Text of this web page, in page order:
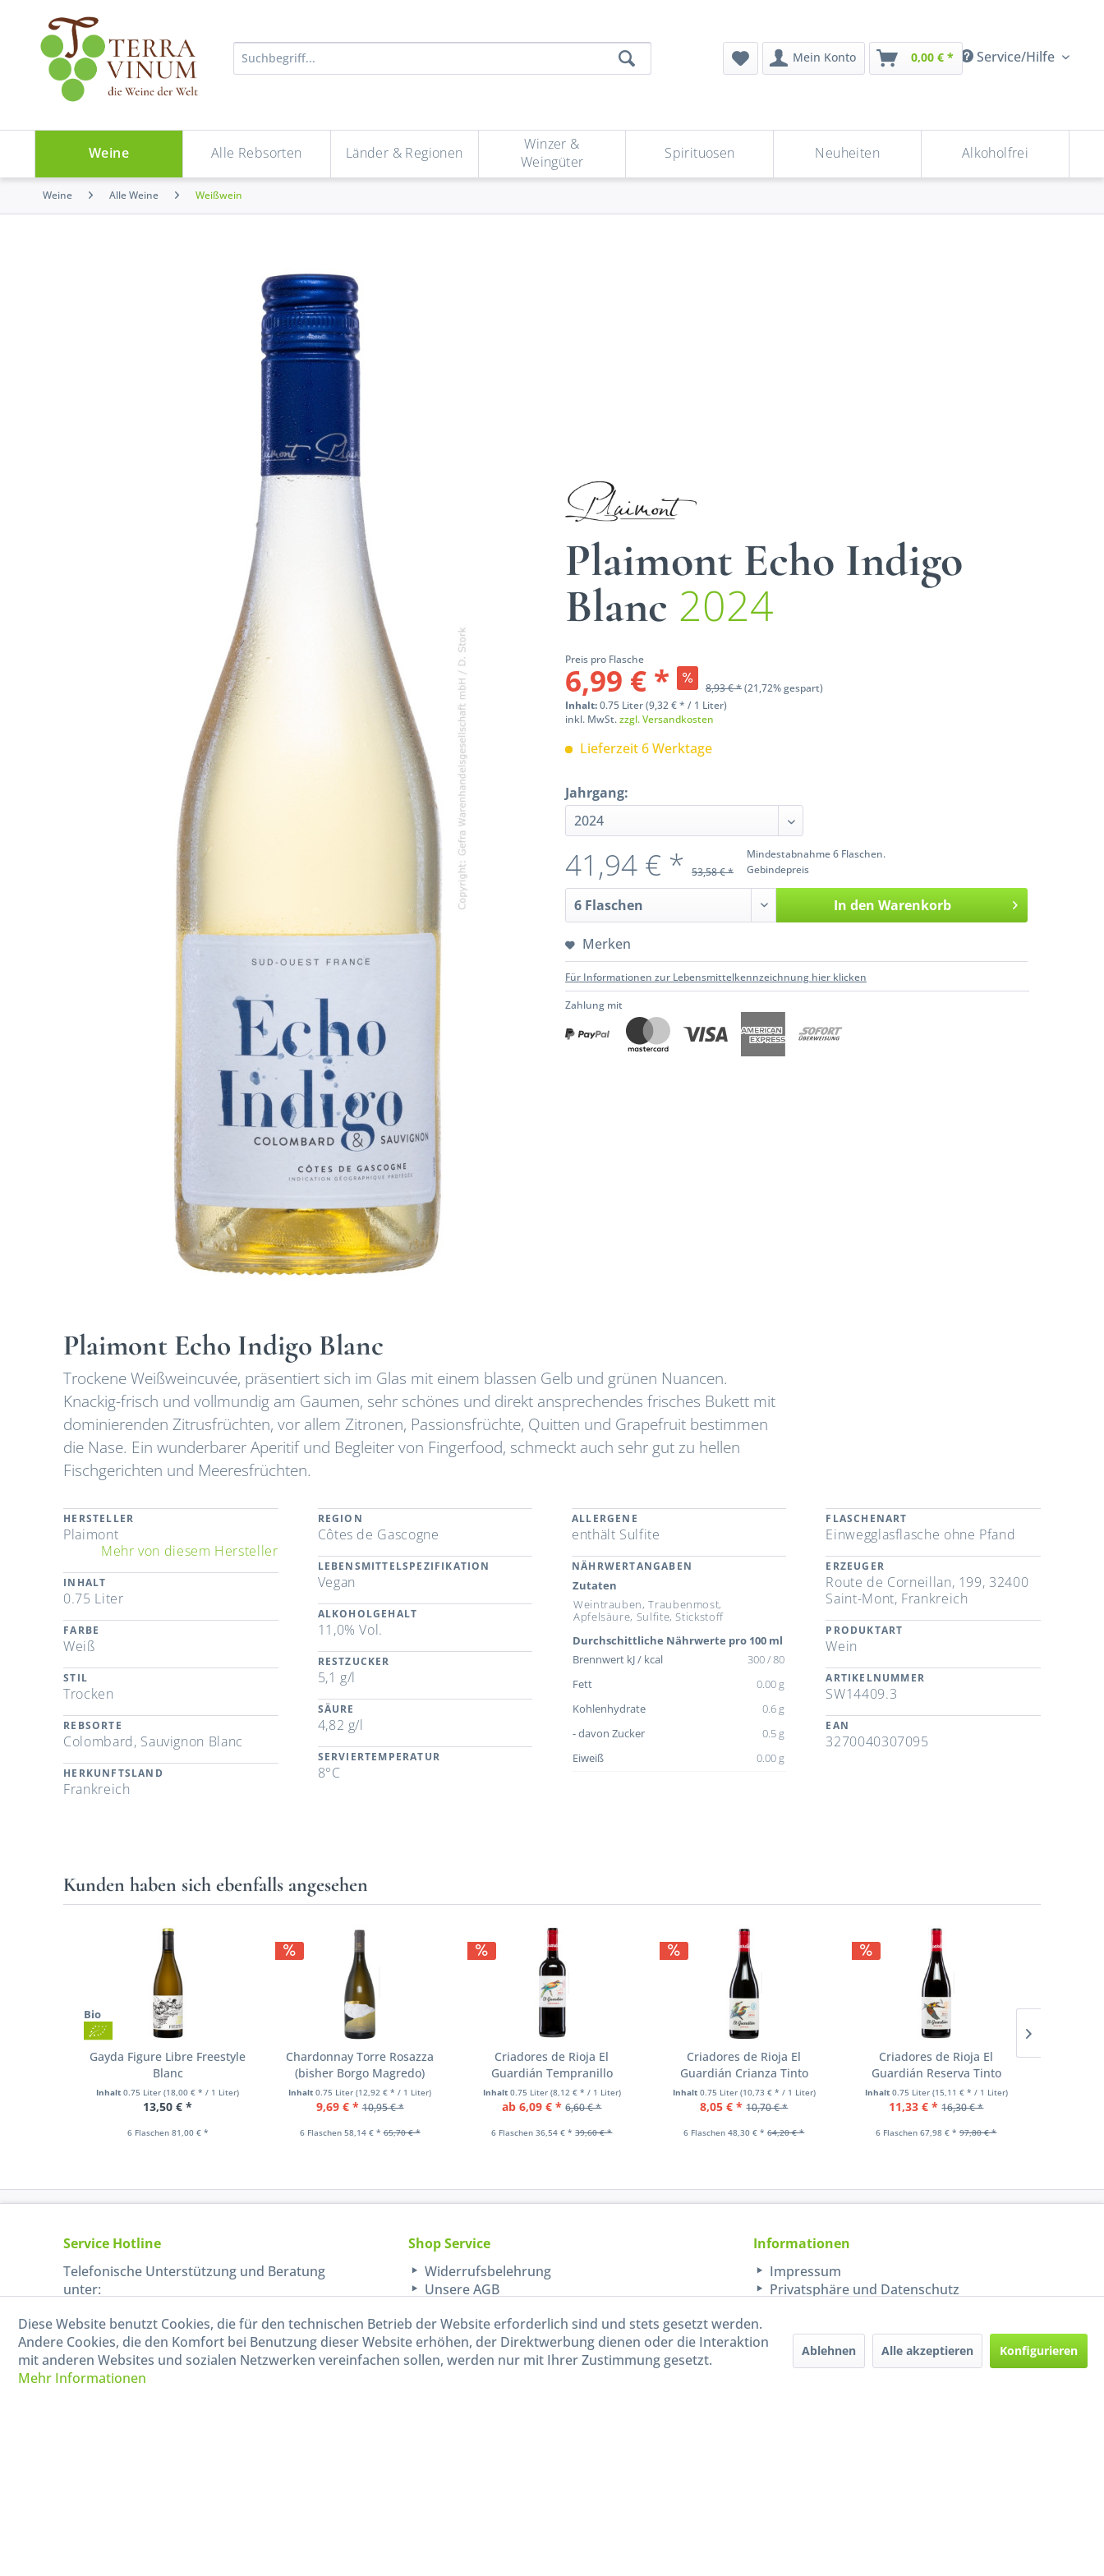
Service/Hilfe
Mein Konto 0,00 € *
Weine Alle Rebsorten Länder & Regionen
Winzer &
Weingüter
Spirituosen Neuheiten Alkoholfrei
Weine Alle Weine Weißwein
Plaimont Echo Indigo
Blanc 2024
Preis pro Flasche
6,99 € * 8,93 € *(21,72% gespart)
Inhalt:0.75 Liter (9,32 € * / 1 Liter)
inkl. MwSt.zzgl. Versandkosten
Lieferzeit 6 Werktage
Jahrgang:
Mindestabnahme 6 Flaschen.
Gebindepreis
41,94 € * 53,58 € *
In den Warenkorb
Merken
Für Informationen zur Lebensmittelkennzeichnung hier klicken
Zahlung mit
Plaimont Echo Indigo Blanc
Trockene Weißweincuvée, präsentiert sich im Glas mit einem blassen Gelb und grünen Nuancen.
Knackig-frisch und vollmundig am Gaumen, sehr schönes und direkt ansprechendes frisches Bukett mit
dominierenden Zitrusfrüchten, vor allem Zitronen, Passionsfrüchte, Quitten und Grapefruit bestimmen
die Nase. Ein wunderbarer Aperitif und Begleiter von Fingerfood, schmeckt auch sehr gut zu hellen
Fischgerichten und Meeresfrüchten.
HERSTELLER
Plaimont
Mehr von diesem Hersteller
INHALT
0.75 Liter
FARBE
Weiß
STIL
Trocken
REBSORTE
Colombard, Sauvignon Blanc
HERKUNFTSLAND
Frankreich
REGION
Côtes de Gascogne
LEBENSMITTELSPEZIFIKATION
Vegan
ALKOHOLGEHALT
11,0% Vol.
RESTZUCKER
5,1 g/l
SÄURE
4,82 g/l
SERVIERTEMPERATUR
8°C
ALLERGENE
enthält Sulfite
NÄHRWERTANGABEN
Zutaten
Weintrauben, Traubenmost,
Apfelsäure, Sulfite, Stickstoff
Durchschittliche Nährwerte pro 100 ml
Brennwert kJ / kcal
300 / 80
Fett
0.00 g
Kohlenhydrate
0.6 g
- davon Zucker
0.5 g
Eiweiß
0.00 g
FLASCHENART
Einwegglasflasche ohne Pfand
ERZEUGER
Route de Corneillan, 199, 32400
Saint-Mont, Frankreich
PRODUKTART
Wein
ARTIKELNUMMER
SW14409.3
EAN
3270040307095
Kunden haben sich ebenfalls angesehen
Bio
Gayda Figure Libre Freestyle
Blanc
Inhalt0.75 Liter(18,00 € * / 1 Liter)
13,50 € *
6 Flaschen 81,00 € *
Chardonnay Torre Rosazza
(bisher Borgo Magredo)
Inhalt0.75 Liter(12,92 € * / 1 Liter)
9,69 € * 10,95 € *
6 Flaschen 58,14 € * 65,70 € *
Criadores de Rioja El
Guardián Tempranillo
Inhalt 0.75 Liter (8,12 € * / 1 Liter)
ab 6,09 € * 6,60 € *
6 Flaschen 36,54 € * 39,60 € *
Criadores de Rioja El
Guardián Crianza Tinto
Inhalt 0.75 Liter (10,73 € * / 1 Liter)
8,05 € * 10,70 € *
6 Flaschen 48,30 € * 64,20 € *
Criadores de Rioja El
Guardián Reserva Tinto
Inhalt 0.75 Liter (15,11 € * / 1 Liter)
11,33 € * 16,30 € *
6 Flaschen 67,98 € * 97,80 € *
Service Hotline
Telefonische Unterstützung und Beratung
unter:
040-880 99 770
Mo-Fr, 09:00 - 15:00 Uhr
Shop Service
Widerrufsbelehrung
Unsere AGB
Informationen
Impressum
Privatsphäre und Datenschutz
Diese Website benutzt Cookies, die für den technischen Betrieb der Website erforderlich sind und stets gesetzt werden.
Andere Cookies, die den Komfort bei Benutzung dieser Website erhöhen, der Direktwerbung dienen oder die Interaktion
mit anderen Websites und sozialen Netzwerken vereinfachen sollen, werden nur mit Ihrer Zustimmung gesetzt.
Mehr Informationen
Ablehnen Alle akzeptieren Konfigurieren